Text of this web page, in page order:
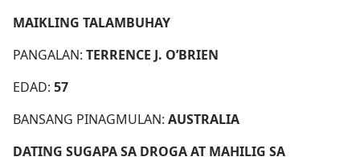
MAIKLING TALAMBUHAY
PANGALAN: TERRENCE J. O’BRIEN
EDAD: 57
BANSANG PINAGMULAN: AUSTRALIA
DATING SUGAPA SA DROGA AT MAHILIG SA